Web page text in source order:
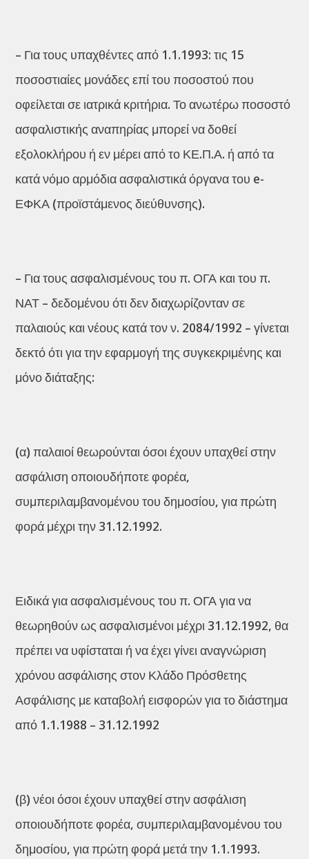
– Για τους υπαχθέντες από 1.1.1993: τις 15
ποσοστιαίες μονάδες επί του ποσοστού που
οφείλεται σε ιατρικά κριτήρια. Το ανωτέρω ποσοστό
ασφαλιστικής αναπηρίας μπορεί να δοθεί
εξολοκλήρου ή εν μέρει από το ΚΕ.Π.Α. ή από τα
κατά νόμο αρμόδια ασφαλιστικά όργανα του e-
ΕΦΚΑ (προϊστάμενος διεύθυνσης).
– Για τους ασφαλισμένους του π. ΟΓΑ και του π.
ΝΑΤ – δεδομένου ότι δεν διαχωρίζονταν σε
παλαιούς και νέους κατά τον ν. 2084/1992 – γίνεται
δεκτό ότι για την εφαρμογή της συγκεκριμένης και
μόνο διάταξης:
(α) παλαιοί θεωρούνται όσοι έχουν υπαχθεί στην
ασφάλιση οποιουδήποτε φορέα,
συμπεριλαμβανομένου του δημοσίου, για πρώτη
φορά μέχρι την 31.12.1992.
Ειδικά για ασφαλισμένους του π. ΟΓΑ για να
θεωρηθούν ως ασφαλισμένοι μέχρι 31.12.1992, θα
πρέπει να υφίσταται ή να έχει γίνει αναγνώριση
χρόνου ασφάλισης στον Κλάδο Πρόσθετης
Ασφάλισης με καταβολή εισφορών για το διάστημα
από 1.1.1988 – 31.12.1992
(β) νέοι όσοι έχουν υπαχθεί στην ασφάλιση
οποιουδήποτε φορέα, συμπεριλαμβανομένου του
δημοσίου, για πρώτη φορά μετά την 1.1.1993.